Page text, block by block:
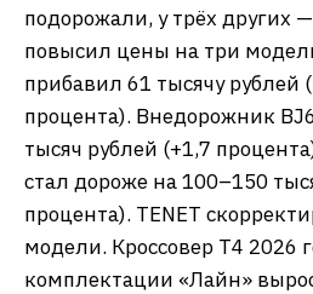
подорожали, у трёх других
повысил цены на три
прибавил 61 тысячу рублей
процента). Внедорожник
тысяч рублей (+1,7
стал дороже на 100–150
процента). TENET
модели. Кроссовер T4 2026
комплектации «Лайн»